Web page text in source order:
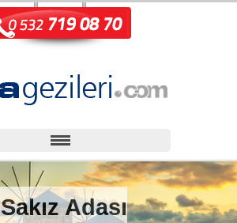
Sakız Adası